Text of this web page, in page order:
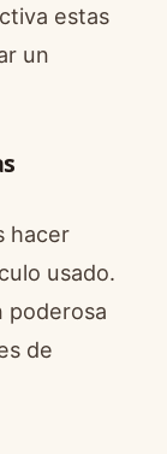
estas
un
hacer
usado.
poderosa
de